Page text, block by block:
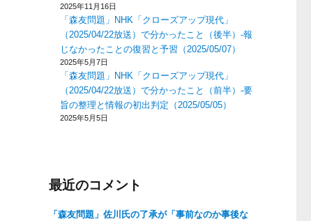
2025年11月16日
「森友問題」NHK「クローズアップ現代」
（2025/04/22放送）で分かったこと（後半）-報
じなかったことの復習と予習（2025/05/07）
2025年5月7日
「森友問題」NHK「クローズアップ現代」
（2025/04/22放送）で分かったこと（前半）-要
旨の整理と情報の初出判定（2025/05/05）
2025年5月5日
最近のコメント
「森友問題」佐川氏の了承が「事前なのか事後な